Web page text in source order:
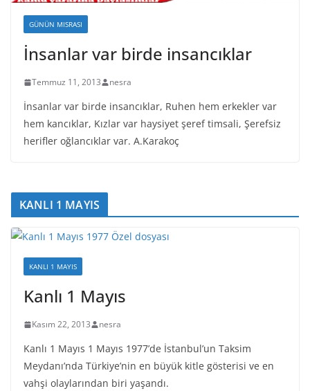
GÜNÜN MISRASI
İnsanlar var birde insancıklar
Temmuz 11, 2013 nesra
İnsanlar var birde insancıklar, Ruhen hem erkekler var
hem kancıklar, Kızlar var haysiyet şeref timsali, Şerefsiz
herifler oğlancıklar var. A.Karakoç
KANLI 1 MAYIS
KANLI 1 MAYIS
Kanlı 1 Mayıs
Kasım 22, 2013 nesra
Kanlı 1 Mayıs 1 Mayıs 1977’de İstanbul’un Taksim
Meydanı’nda Türkiye’nin en büyük kitle gösterisi ve en
vahşi olaylarından biri yaşandı.